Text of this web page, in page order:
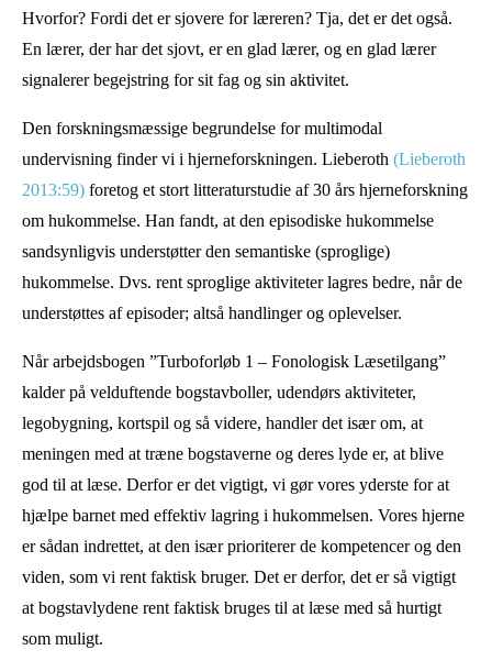
Hvorfor? Fordi det er sjovere for læreren? Tja, det er det også.
En lærer, der har det sjovt, er en glad lærer, og en glad lærer
signalerer begejstring for sit fag og sin aktivitet.
Den forskningsmæssige begrundelse for multimodal
undervisning finder vi i hjerneforskningen. Lieberoth (Lieberoth
2013:59) foretog et stort litteraturstudie af 30 års hjerneforskning
om hukommelse. Han fandt, at den episodiske hukommelse
sandsynligvis understøtter den semantiske (sproglige)
hukommelse. Dvs. rent sproglige aktiviteter lagres bedre, når de
understøttes af episoder; altså handlinger og oplevelser.
Når arbejdsbogen ”Turboforløb 1 – Fonologisk Læsetilgang”
kalder på velduftende bogstavboller, udendørs aktiviteter,
legobygning, kortspil og så videre, handler det især om, at
meningen med at træne bogstaverne og deres lyde er, at blive
god til at læse. Derfor er det vigtigt, vi gør vores yderste for at
hjælpe barnet med effektiv lagring i hukommelsen. Vores hjerne
er sådan indrettet, at den især prioriterer de kompetencer og den
viden, som vi rent faktisk bruger. Det er derfor, det er så vigtigt
at bogstavlydene rent faktisk bruges til at læse med så hurtigt
som muligt.